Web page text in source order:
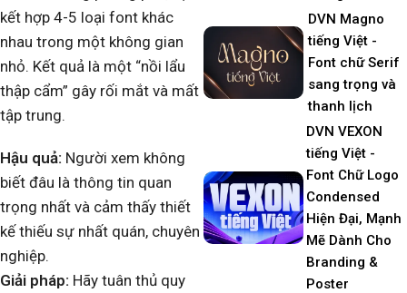
kết hợp 4-5 loại font khác
nhau trong một không gian
nhỏ. Kết quả là một “nồi lẩu
thập cẩm” gây rối mắt và mất
tập trung.
Hậu quả: Người xem không
biết đâu là thông tin quan
trọng nhất và cảm thấy thiết
kế thiếu sự nhất quán, chuyên
nghiệp.
Giải pháp: Hãy tuân thủ quy
DVN Magno
tiếng Việt -
Font chữ Serif
sang trọng và
thanh lịch
DVN VEXON
tiếng Việt -
Font Chữ Logo
Condensed
Hiện Đại, Mạnh
Mẽ Dành Cho
Branding &
Poster